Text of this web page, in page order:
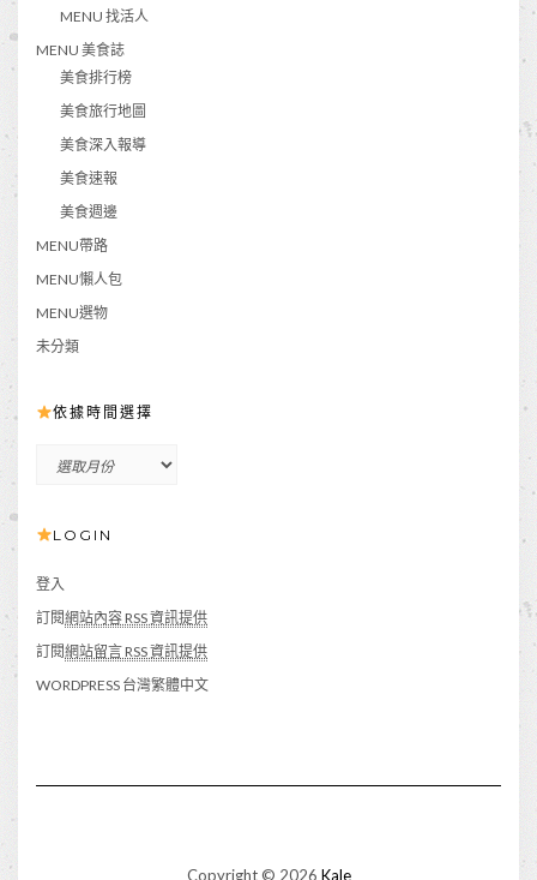
MENU 找活人
MENU 美食誌
美食排行榜
美食旅行地圖
美食深入報導
美食速報
美食週邊
MENU帶路
MENU懶人包
MENU選物
未分類
依據時間選擇
間
擇
LOGIN
登入
訂閱網站內容 RSS 資訊提供
訂閱網站留言 RSS 資訊提供
WORDPRESS 台灣繁體中文
Copyright © 2026 Kale